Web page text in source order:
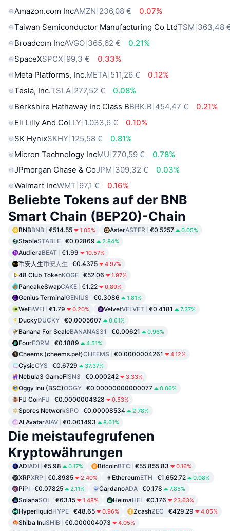
Amazon.com IncAMZN 236,08 €
0.07%
Taiwan Semiconductor Manufacturing Co LtdTSM 363,48
Broadcom IncAVGO 365,62 €
0.21%
SpaceXSPCX 99,3 €
0.33%
Meta Platforms, Inc.META 511,26 €
0.12%
Tesla, Inc.TSLA 277,52 €
0.08%
Berkshire Hathaway Inc Class BBRK.B 454,47 €
0.21%
Eli Lilly And CoLLY 1.033,6 €
0.10%
SK HynixSKHY 125,58 €
0.81%
Micron Technology IncMU 770,59 €
0.78%
JPmorgan Chase & CoJPM 309,32 €
0.03%
Walmart IncWMT 97,1 € 0.16%
Beliebte Tokens auf der BNB
Smart Chain (BEP20)-Chain
BNBBNB €514.55 1.05% AsterASTER €0.5257 0.05%
StableSTABLE €0.02869 2.84%
AudieraBEAT €1.99 10.57%
币安人生币安人生 €0.4375 4.97%
48 Club TokenKOGE €52.06 1.97%
PancakeSwapCAKE €1.22 0.89%
Genius TerminalGENIUS €0.3086 1.81%
WeFiWFI €1.79 0.20% VelvetVELVET €0.4181 7.37%
DuckyDUCKY €0.0005607 0.61%
Banana For ScaleBANANAS31 €0.00621 0.96%
FourFORM €0.1889 4.51%
Cheems (cheems.pet)CHEEMS €0.0000004261 4.12%
CysicCYS €0.6729 37.37%
Nebula3 GameFiSN3 €0.000242 3.33%
Oggy Inu (BSC)OGGY €0.00000000000077 0.06%
FU CoinFU €0.0000004328 0.53%
Spores NetworkSPO €0.00008534 2.78%
AI AvatarAIAV €0.001493 8.61%
Die meistaufegrufenen
Kryptowährungen
ADIADI €5.98 0.17% BitcoinBTC €55,855.83 0.16%
XRPXRP €0.8985 2.40% EthereumETH €1,652.72 0.08%
PiPI €0.07825 2.11% CardanoADA €0.178 7.85%
SolanaSOL €63.15 1.48% HeimaHEI €0.176 23.63%
HyperliquidHYPE €48.65 0.96% ZcashZEC €429.29 4.05%
Shiba InuSHIB €0.000004073 4.05%